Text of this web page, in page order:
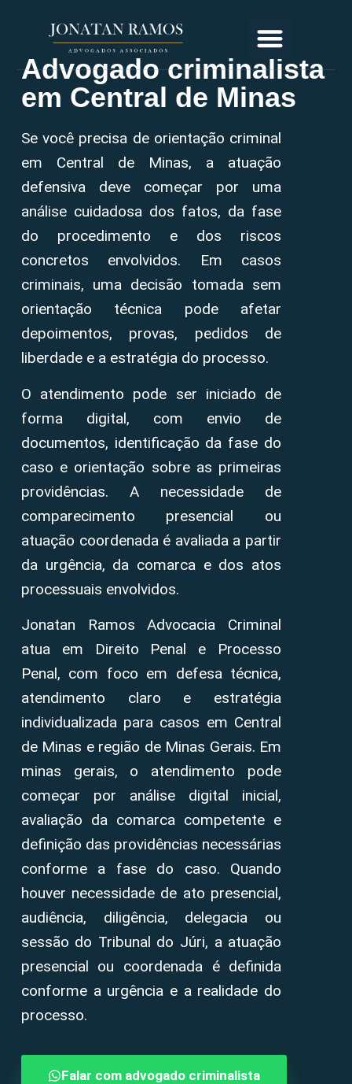
Advogado criminalista
em Central de Minas
Se você precisa de orientação criminal
em Central de Minas, a atuação
defensiva deve começar por uma
análise cuidadosa dos fatos, da fase
do procedimento e dos riscos
concretos envolvidos. Em casos
criminais, uma decisão tomada sem
orientação técnica pode afetar
depoimentos, provas, pedidos de
liberdade e a estratégia do processo.
O atendimento pode ser iniciado de
forma digital, com envio de
documentos, identificação da fase do
caso e orientação sobre as primeiras
providências. A necessidade de
comparecimento presencial ou
atuação coordenada é avaliada a partir
da urgência, da comarca e dos atos
processuais envolvidos.
Jonatan Ramos Advocacia Criminal
atua em Direito Penal e Processo
Penal, com foco em defesa técnica,
atendimento claro e estratégia
individualizada para casos em Central
de Minas e região de Minas Gerais. Em
minas gerais, o atendimento pode
começar por análise digital inicial,
avaliação da comarca competente e
definição das providências necessárias
conforme a fase do caso. Quando
houver necessidade de ato presencial,
audiência, diligência, delegacia ou
sessão do Tribunal do Júri, a atuação
presencial ou coordenada é definida
conforme a urgência e a realidade do
processo.
Falar com advogado criminalista